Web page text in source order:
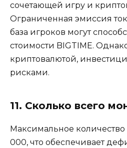
сочетающей игру и
Ограниченная эмиссия
база игроков могут
стоимости BIGTIME.
криптовалютой,
рисками.
11. Сколько всего
Максимальное
000, что обеспечивает